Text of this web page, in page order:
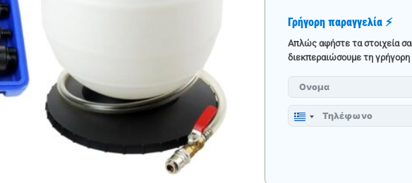
Γρήγορη παραγγελία ⚡
Απλώς αφήστε τα στοιχεία
διεκπεραιώσουμε τη
Greece